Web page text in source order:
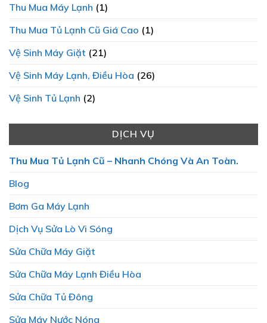
Thu Mua Máy Lạnh (1)
Thu Mua Tủ Lạnh Cũ Giá Cao (1)
Vệ Sinh Máy Giặt (21)
Vệ Sinh Máy Lạnh, Điều Hòa (26)
Vệ Sinh Tủ Lạnh (2)
DỊCH VỤ
Thu Mua Tủ Lạnh Cũ – Nhanh Chóng Và An Toàn.
Blog
Bơm Ga Máy Lạnh
Dịch Vụ Sửa Lò Vi Sóng
Sửa Chữa Máy Giặt
Sửa Chữa Máy Lạnh Điều Hòa
Sửa Chữa Tủ Đông
Sửa Máy Nước Nóng